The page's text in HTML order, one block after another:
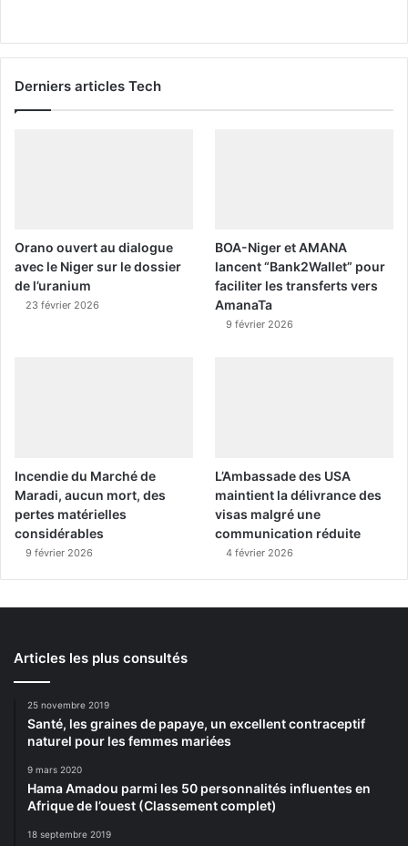
Derniers articles Tech
Orano ouvert au dialogue
avec le Niger sur le dossier
de l’uranium
23 février 2026
BOA-Niger et AMANA
lancent “Bank2Wallet” pour
faciliter les transferts vers
AmanaTa
9 février 2026
Incendie du Marché de
Maradi, aucun mort, des
pertes matérielles
considérables
9 février 2026
L’Ambassade des USA
maintient la délivrance des
visas malgré une
communication réduite
4 février 2026
Articles les plus consultés
25 novembre 2019
Santé, les graines de papaye, un excellent contraceptif
naturel pour les femmes mariées
9 mars 2020
Hama Amadou parmi les 50 personnalités influentes en
Afrique de l’ouest (Classement complet)
18 septembre 2019